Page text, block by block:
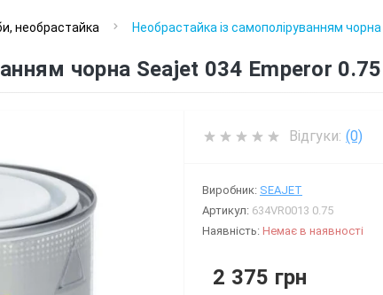
необрастайка Необрастайка із самополіруванням
чорна Seajet 034 Emperor
Відгуки: (0)
Виробник: SEAJET
Артикул: 634VR0013 0.75
Наявність: Немає в наявності
2 375 грн